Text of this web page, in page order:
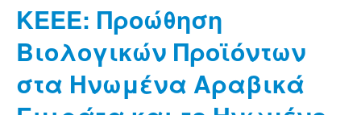
KEEE: Προώθηση
Βιολογικών Προϊόντων
στα Ηνωμένα Αραβικά